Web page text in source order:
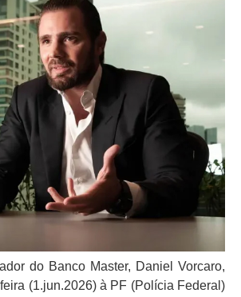
do Banco Master, Daniel Vorcaro,
(1.jun.2026) à PF (Polícia Federal)